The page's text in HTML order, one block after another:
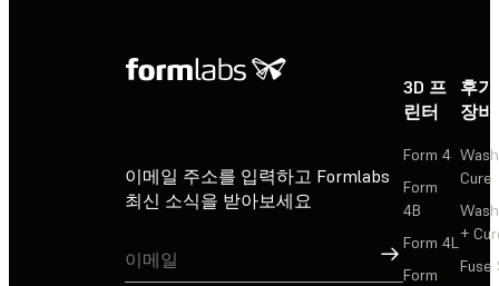
이메일 주소를 입력하고 Formlabs
최신 소식을 받아보세요
가입
3D 프
린터
Form 4
Form
4B
Form 4L
Form
후
장비
Cure
+
Fuse